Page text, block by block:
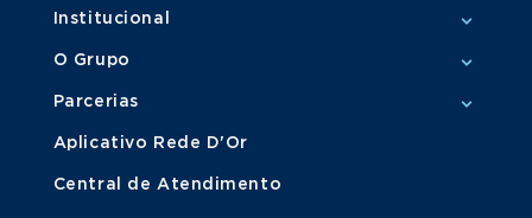
Institucional
O Grupo
Parcerias
Aplicativo Rede D'Or
Central de Atendimento